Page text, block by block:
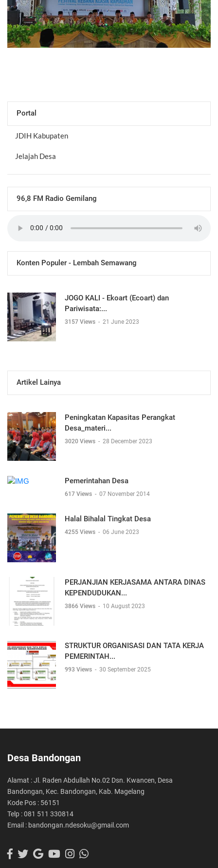
Portal
JDIH Kabupaten
Jelajah Desa
96,8 FM Radio Gemilang
Konten Populer - Lembah Semawang
JOGO KALI - Ekoart (Ecoart) dan
Pariwisata:...
3157 Views - 21 June 2023
Artikel Lainya
Peningkatan Kapasitas Perangkat
Desa_materi...
3020 Views - 28 December 2023
Pemerintahan Desa
617 Views - 07 November 2014
Halal Bihalal Tingkat Desa
4255 Views - 06 June 2023
PERJANJIAN KERJASAMA ANTARA DINAS
KEPENDUDUKAN...
3866 Views - 10 August 2023
STRUKTUR ORGANISASI DAN TATA KERJA
PEMERINTAH...
993 Views - 30 September 2025
Desa Bandongan
Alamat : Jl. Raden Abdullah No.02 Dsn. Kwancen, Desa
Bandongan, Kec. Bandongan, Kab. Magelang
Kode Pos : 56151
Telp : 081 511 330814
Email : bandongan.ndesoku@gmail.com